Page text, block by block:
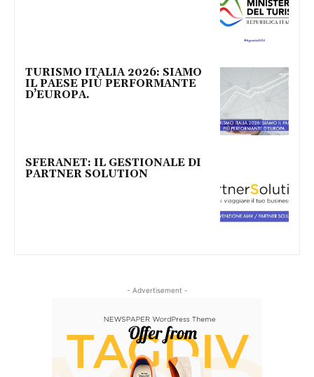
TURISMO ITALIA 2026: SIAMO
IL PAESE PIÙ PERFORMANTE
D’EUROPA.
SFERANET: IL GESTIONALE DI
PARTNER SOLUTION
- Advertisement -